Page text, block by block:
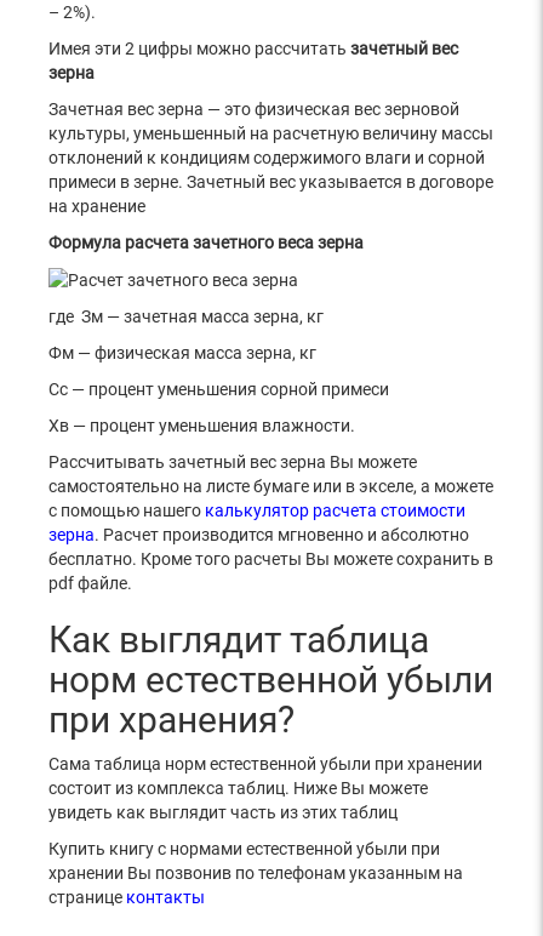
– 2%).
Имея эти 2 цифры можно рассчитать зачетный вес
зерна
Зачетная вес зерна — это физическая вес зерновой
культуры, уменьшенный на расчетную величину массы
отклонений к кондициям содержимого влаги и сорной
примеси в зерне. Зачетный вес указывается в договоре
на хранение
Формула расчета зачетного веса зерна
где Зм — зачетная масса зерна, кг
Фм — физическая масса зерна, кг
Сс — процент уменьшения сорной примеси
Хв — процент уменьшения влажности.
Рассчитывать зачетный вес зерна Вы можете
самостоятельно на листе бумаге или в экселе, а можете
с помощью нашего калькулятор расчета стоимости
зерна. Расчет производится мгновенно и абсолютно
бесплатно. Кроме того расчеты Вы можете сохранить в
pdf файле.
Как выглядит таблица
норм естественной убыли
при хранения?
Сама таблица норм естественной убыли при хранении
состоит из комплекса таблиц. Ниже Вы можете
увидеть как выглядит часть из этих таблиц
Купить книгу с нормами естественной убыли при
хранении Вы позвонив по телефонам указанным на
странице контакты